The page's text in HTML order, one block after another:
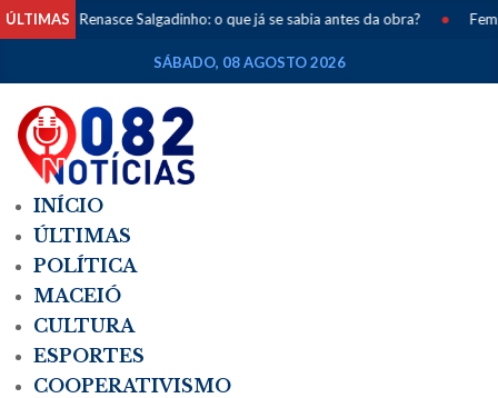
ÚLTIMAS
Renasce Salgadinho: o que já se sabia antes da obra? • Feminicídios
SÁBADO, 08 AGOSTO 2026
INÍCIO
ÚLTIMAS
POLÍTICA
MACEIÓ
CULTURA
ESPORTES
COOPERATIVISMO